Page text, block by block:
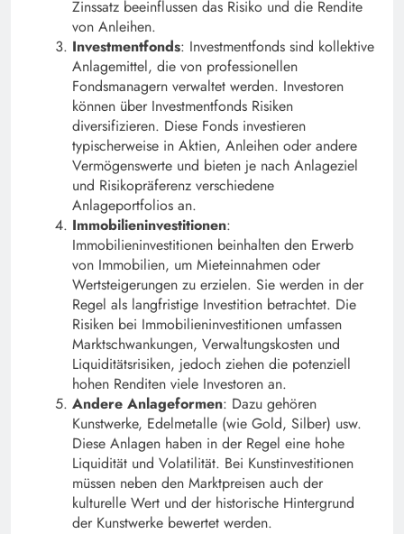
Zinssatz beeinflussen das Risiko und die Rendite
von Anleihen.
Investmentfonds: Investmentfonds sind kollektive
Anlagemittel, die von professionellen
Fondsmanagern verwaltet werden. Investoren
können über Investmentfonds Risiken
diversifizieren. Diese Fonds investieren
typischerweise in Aktien, Anleihen oder andere
Vermögenswerte und bieten je nach Anlageziel
und Risikopräferenz verschiedene
Anlageportfolios an.
Immobilieninvestitionen:
Immobilieninvestitionen beinhalten den Erwerb
von Immobilien, um Mieteinnahmen oder
Wertsteigerungen zu erzielen. Sie werden in der
Regel als langfristige Investition betrachtet. Die
Risiken bei Immobilieninvestitionen umfassen
Marktschwankungen, Verwaltungskosten und
Liquiditätsrisiken, jedoch ziehen die potenziell
hohen Renditen viele Investoren an.
Andere Anlageformen: Dazu gehören
Kunstwerke, Edelmetalle (wie Gold, Silber) usw.
Diese Anlagen haben in der Regel eine hohe
Liquidität und Volatilität. Bei Kunstinvestitionen
müssen neben den Marktpreisen auch der
kulturelle Wert und der historische Hintergrund
der Kunstwerke bewertet werden.